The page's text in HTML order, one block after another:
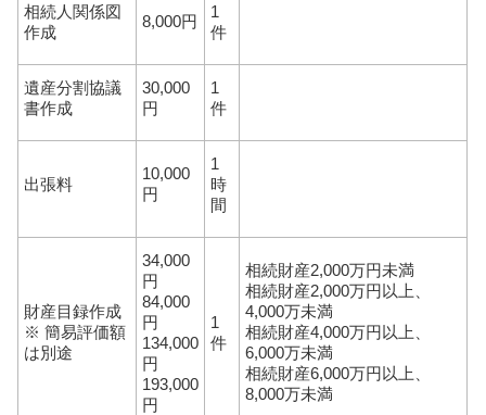
相続人関係図
作成
8,000円
1
件
遺産分割協議
書作成
30,000
円
1
件
出張料
10,000
円
1
時
間
財産目録作成
※ 簡易評価額
は別途
34,000
円
84,000
円
134,000
円
193,000
円
1
件
相続財産2,000万円未満
相続財産2,000万円以上、
4,000万未満
相続財産4,000万円以上、
6,000万未満
相続財産6,000万円以上、
8,000万未満